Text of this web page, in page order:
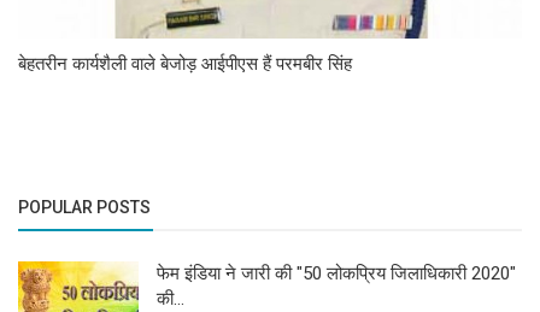
बेहतरीन कार्यशैली वाले बेजोड़ आईपीएस हैं परमबीर सिंह
POPULAR POSTS
फेम इंडिया ने जारी की "50 लोकप्रिय जिलाधिकारी 2020"
की...